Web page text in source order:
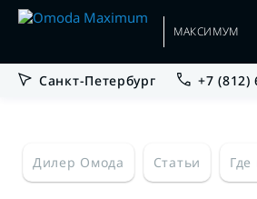
МАКСИМУМ
Санкт-Петербург +7 (812)
Дилер Омода Статьи